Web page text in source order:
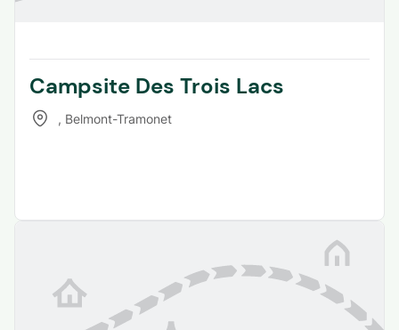
Campsite Des Trois Lacs
, Belmont-Tramonet